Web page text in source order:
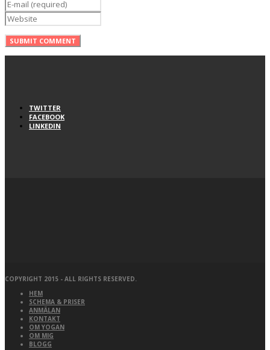
TWITTER
FACEBOOK
LINKEDIN
COPYRIGHT 2015 - ALL RIGHTS RESERVED.
HEM
SCHEMA & PRISER
ANMÄLAN
KONTAKT
OM YOGAN
OM MIG
BLOGG